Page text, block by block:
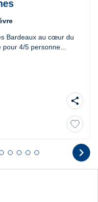
Bardeaux au cœur du
4/5 personne...
share
chevron_right
12
sur 12
5 sur 12
6 sur 12
7 sur 12
8 sur 12
Diapositive 9 sur 12
Diapositive 10 sur 12
Diapositive 11 sur 12
Diapositive 12 sur